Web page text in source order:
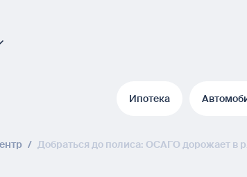
Ипотека
/ Добраться до полиса: ОСАГО дорожает в